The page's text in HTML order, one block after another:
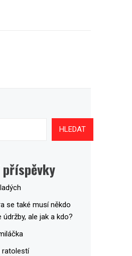
HLEDAT
se také musí někdo
ale jak a kdo?
ratolestí